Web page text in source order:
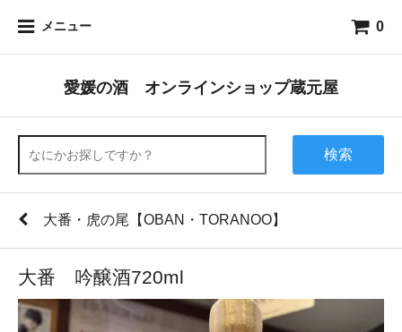
メニュー 0
愛媛の酒 オンラインショップ蔵元屋
検索
大番・虎の尾【OBAN・TORANOO】
大番 吟醸酒720ml